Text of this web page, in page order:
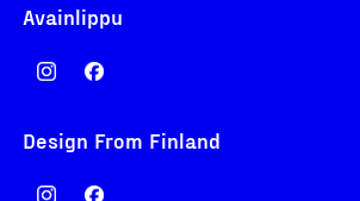
Avainlippu
Design From Finland